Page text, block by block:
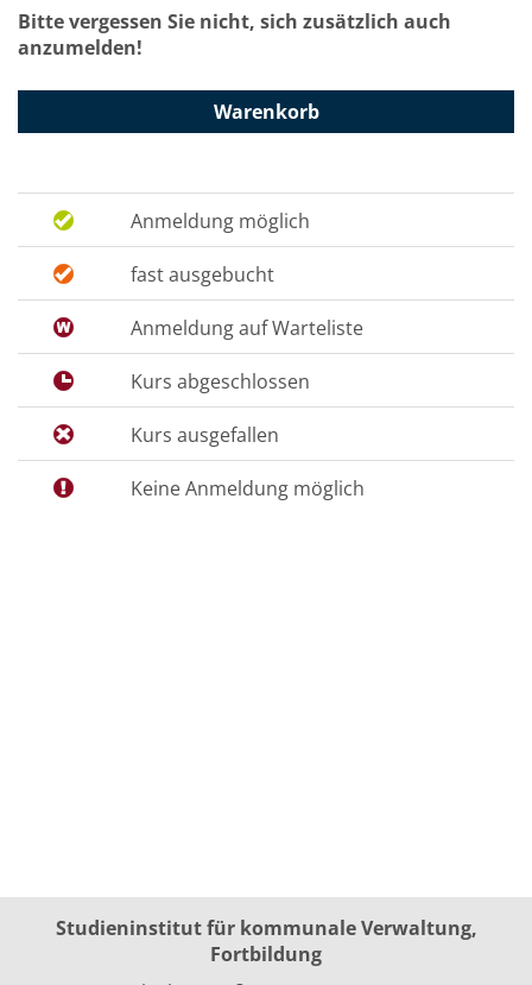
Bitte vergessen Sie nicht, sich zusätzlich auch
anzumelden!
Warenkorb
Anmeldung möglich
fast ausgebucht
Anmeldung auf Warteliste
Kurs abgeschlossen
Kurs ausgefallen
Keine Anmeldung möglich
Studieninstitut für kommunale Verwaltung,
Fortbildung